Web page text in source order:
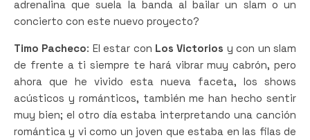
adrenalina que suela la banda al bailar un slam o un
concierto con este nuevo proyecto?
Timo Pacheco: El estar con Los Victorios y con un slam
de frente a ti siempre te hará vibrar muy cabrón, pero
ahora que he vivido esta nueva faceta, los shows
acústicos y románticos, también me han hecho sentir
muy bien; el otro día estaba interpretando una canción
romántica y vi como un joven que estaba en las filas de